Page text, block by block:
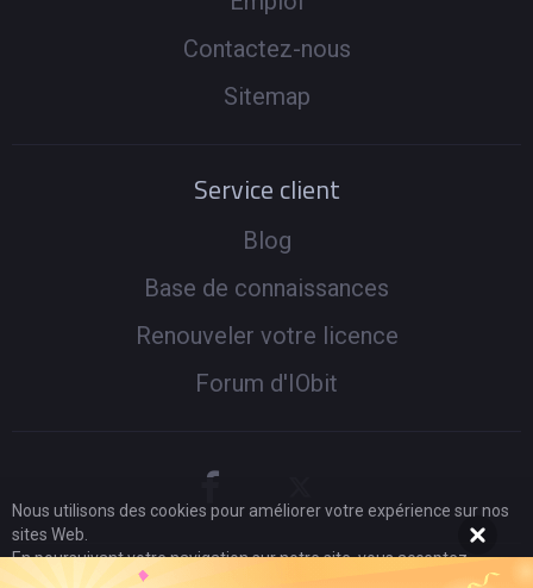
Contactez-nous
Sitemap
Service client
Blog
Base de connaissances
Renouveler votre licence
Forum d'IObit
Nous utilisons des cookies pour améliorer votre expérience sur nos
sites Web.
En poursuivant votre navigation sur notre site, vous acceptez
l'utilisation de cookies et adhérez à notre